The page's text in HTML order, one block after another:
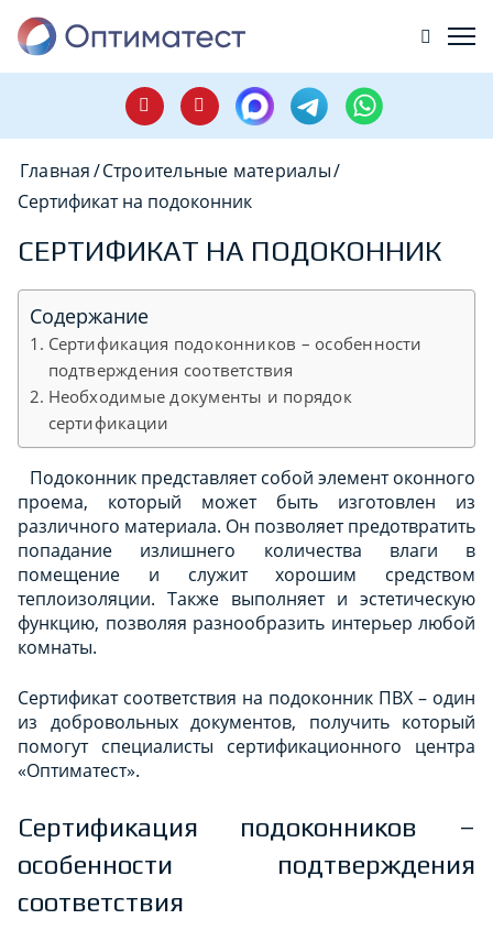
Главная/Строительные материалы/
Сертификат на подоконник
СЕРТИФИКАТ НА ПОДОКОННИК
Содержание
Сертификация подоконников – особенности
подтверждения соответствия
Необходимые документы и порядок
сертификации
Подоконник представляет собой элемент оконного
проема, который может быть изготовлен из
различного материала. Он позволяет предотвратить
попадание излишнего количества влаги в
помещение и служит хорошим средством
теплоизоляции. Также выполняет и эстетическую
функцию, позволяя разнообразить интерьер любой
комнаты.
Сертификат соответствия на подоконник ПВХ – один
из добровольных документов, получить который
помогут специалисты сертификационного центра
«Оптиматест».
Сертификация подоконников –
особенности подтверждения
соответствия